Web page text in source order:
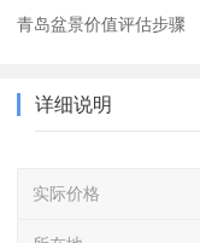
青岛盆景价值评估步骤
详细说明
实际价格